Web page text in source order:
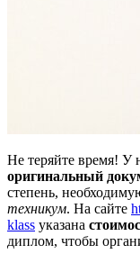
Не теряйте время! У
оригинальный
степень,
техникум. На сайте
klass указана
диплом, чтобы